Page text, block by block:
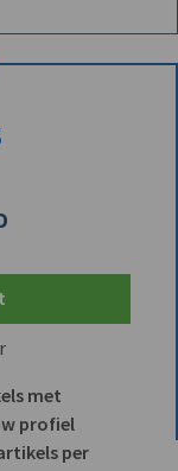
met
profiel
per